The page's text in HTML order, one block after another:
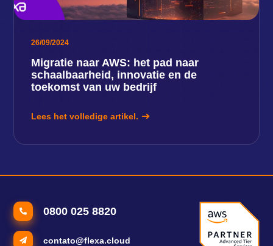
26/09/2024
Migratie naar AWS: het pad naar
schaalbaarheid, innovatie en de
toekomst van uw bedrijf
Lees het volledige artikel.
0800 025 8820
contato@flexa.cloud